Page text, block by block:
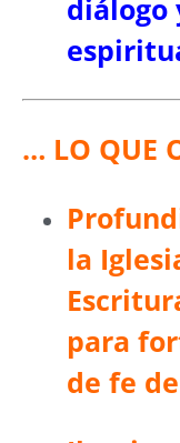
diálogo
… LO QUE
la
para
de fe